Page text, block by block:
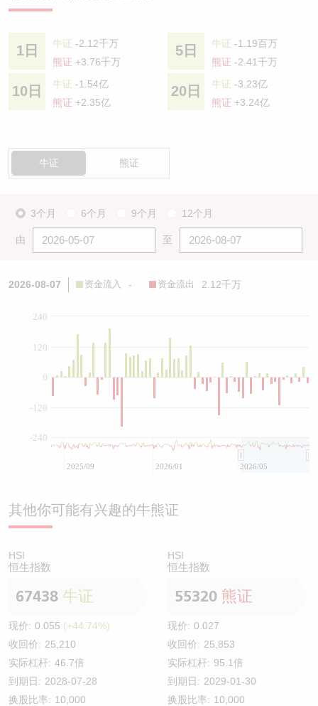
1日 牛证 -2.12千万
熊证 +3.76千万
5日 牛证 -1.19百万
熊证 -2.41千万
10日 牛证 -1.54亿
熊证 +2.35亿
20日 牛证 -3.23亿
熊证 +3.24亿
牛证 熊证
3个月 6个月 9个月 12个月
由 至
2026-08-07 资金流入 - 资金流出 2.12千万
0
-240
-120
120
240
2025/09 2026/01 2026/05
其他你可能有兴趣的牛熊证
HSI
恒生指数
67438 牛证
现价: 0.055 (+44.74%)
收回价: 25,210
实际杠杆: 46.7倍
到期日: 2028-07-28
换股比率: 10,000
HSI
恒生指数
55320 熊证
现价: 0.027
收回价: 25,853
实际杠杆: 95.1倍
到期日: 2029-01-30
换股比率: 10,000